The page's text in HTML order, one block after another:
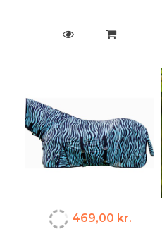
469,00 kr.